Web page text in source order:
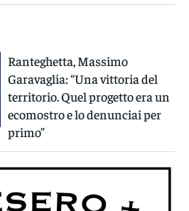
Ranteghetta, Massimo
Garavaglia: “Una vittoria del
territorio. Quel progetto era un
ecomostro e lo denunciai per
primo”